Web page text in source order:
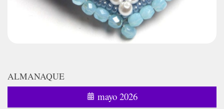
ALMANAQUE
mayo 2026